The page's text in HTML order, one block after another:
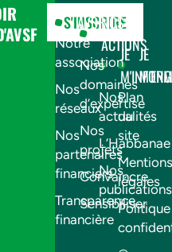
S'INSCRIRE
AVSF
Notre
association
Nos
réseaux
Nos
partenaires
financiers
Transparence
financière
NOS
ACTIONS
Nos
domaines
d’expertise
Nos
projets
Convaincre
Sensibiliser
JE
Nos
actualités
L’Habbanae
Nos
publications
JE
Plan
du
site
Mentions
légales